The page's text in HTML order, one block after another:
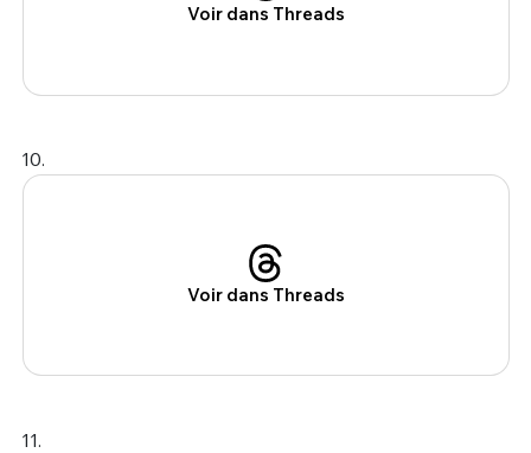
Voir dans Threads
10.
Voir dans Threads
11.